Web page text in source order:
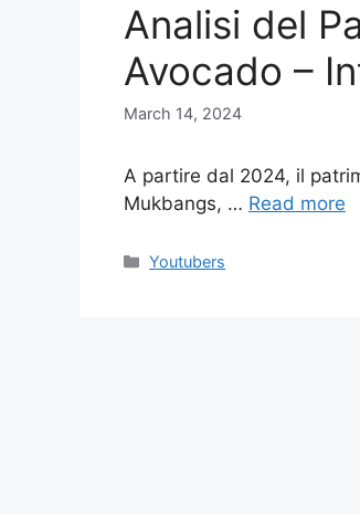
Analisi del
Avocado –
March 14, 2024
A partire dal 2024, il
Mukbangs, … Read more
Categories
Youtubers